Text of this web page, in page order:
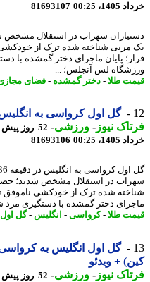
00:25
81693107
سهراب در استقلال مشخص
شناخته شده ترک از خودکشی
پایان ماجرای دختر گمشده با
لس آنجلس؛ ...
طلا-دختر گمشده-فضای مجازی-
گل اول کرواسی به انگلیس +
نیوز-ورزشی-
00:25
81693106
گل اول کرواسی
در استقلال مشخص شدند؛ حضور
شده ترک از خودکشی ناموفق تا
دختر گمشده با دستگیری مرد شرور
طلا-کرواسی -انگلیس-گل اول-
گل اول انگلیس به کرواسی
+ ویدئو
نیوز-ورزشی-